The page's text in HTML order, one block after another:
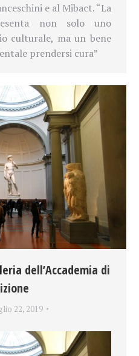
e al Mibact. “La
non solo uno
culturale, ma un bene
prendersi cura”
dell’Accademia di
22, 2019